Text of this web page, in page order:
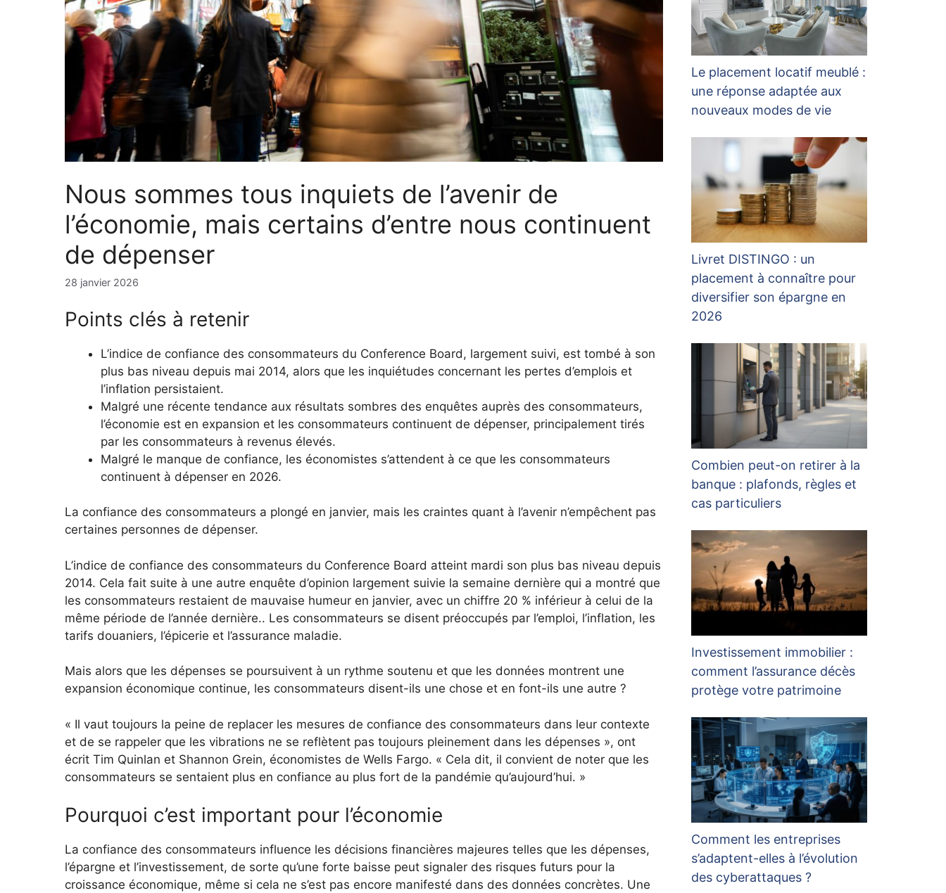
Nous sommes tous inquiets de l’avenir de
l’économie, mais certains d’entre nous continuent
de dépenser
28 janvier 2026
Points clés à retenir
L’indice de confiance des consommateurs du Conference Board, largement suivi, est tombé à son
plus bas niveau depuis mai 2014, alors que les inquiétudes concernant les pertes d’emplois et
l’inflation persistaient.
Malgré une récente tendance aux résultats sombres des enquêtes auprès des consommateurs,
l’économie est en expansion et les consommateurs continuent de dépenser, principalement tirés
par les consommateurs à revenus élevés.
Malgré le manque de confiance, les économistes s’attendent à ce que les consommateurs
continuent à dépenser en 2026.
La confiance des consommateurs a plongé en janvier, mais les craintes quant à l’avenir n’empêchent pas
certaines personnes de dépenser.
L’indice de confiance des consommateurs du Conference Board atteint mardi son plus bas niveau depuis
2014. Cela fait suite à une autre enquête d’opinion largement suivie la semaine dernière qui a montré que
les consommateurs restaient de mauvaise humeur en janvier, avec un chiffre 20 % inférieur à celui de la
même période de l’année dernière.. Les consommateurs se disent préoccupés par l’emploi, l’inflation, les
tarifs douaniers, l’épicerie et l’assurance maladie.
Mais alors que les dépenses se poursuivent à un rythme soutenu et que les données montrent une
expansion économique continue, les consommateurs disent-ils une chose et en font-ils une autre ?
« Il vaut toujours la peine de replacer les mesures de confiance des consommateurs dans leur contexte
et de se rappeler que les vibrations ne se reflètent pas toujours pleinement dans les dépenses », ont
écrit Tim Quinlan et Shannon Grein, économistes de Wells Fargo. « Cela dit, il convient de noter que les
consommateurs se sentaient plus en confiance au plus fort de la pandémie qu’aujourd’hui. »
Pourquoi c’est important pour l’économie
La confiance des consommateurs influence les décisions financières majeures telles que les dépenses,
l’épargne et l’investissement, de sorte qu’une forte baisse peut signaler des risques futurs pour la
croissance économique, même si cela ne s’est pas encore manifesté dans des données concrètes. Une
Le placement locatif meublé :
une réponse adaptée aux
nouveaux modes de vie
Livret DISTINGO : un
placement à connaître pour
diversifier son épargne en
2026
Combien peut-on retirer à la
banque : plafonds, règles et
cas particuliers
Investissement immobilier :
comment l’assurance décès
protège votre patrimoine
Comment les entreprises
s’adaptent-elles à l’évolution
des cyberattaques ?